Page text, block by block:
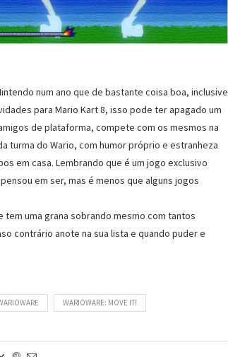
num ano que de bastante coisa boa, inclusive
para Mario Kart 8, isso pode ter apagado um
de plataforma, compete com os mesmos na
turma do Wario, com humor próprio e estranheza
em casa. Lembrando que é um jogo exclusivo
em ser, mas é menos que alguns jogos
uma grana sobrando mesmo com tantos
contrário anote na sua lista e quando puder e
WARIOWARE: MOVE IT!